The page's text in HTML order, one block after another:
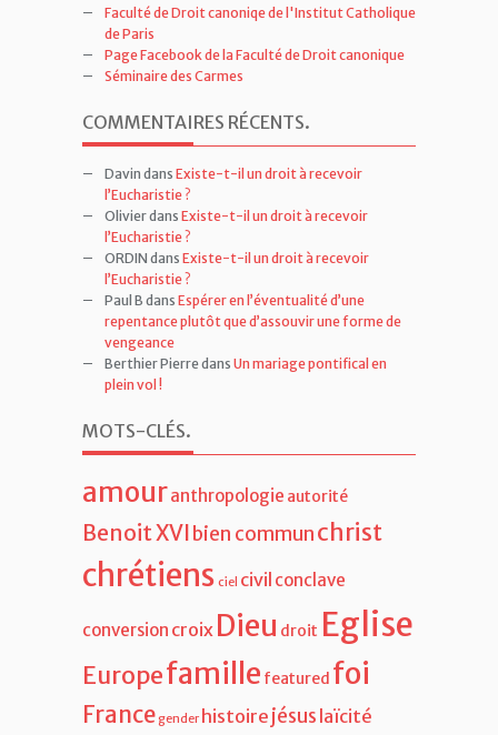
Faculté de Droit canoniqe de l'Institut Catholique
de Paris
Page Facebook de la Faculté de Droit canonique
Séminaire des Carmes
COMMENTAIRES RÉCENTS.
Davin dans Existe-t-il un droit à recevoir
l’Eucharistie ?
Olivierdans Existe-t-il un droit à recevoir
l’Eucharistie ?
ORDIN dans Existe-t-il un droit à recevoir
l’Eucharistie ?
Paul B dans Espérer en l’éventualité d’une
repentance plutôt que d’assouvir une forme de
vengeance
Berthier Pierredans Un mariage pontifical en
plein vol !
MOTS-CLÉS.
amouranthropologie autorité
Benoit XVIbien communchrist
chrétiens ciel civil conclave
conversion croix Dieu droit Eglise
Europefamille featured foi
Francegender histoire jésus laïcité